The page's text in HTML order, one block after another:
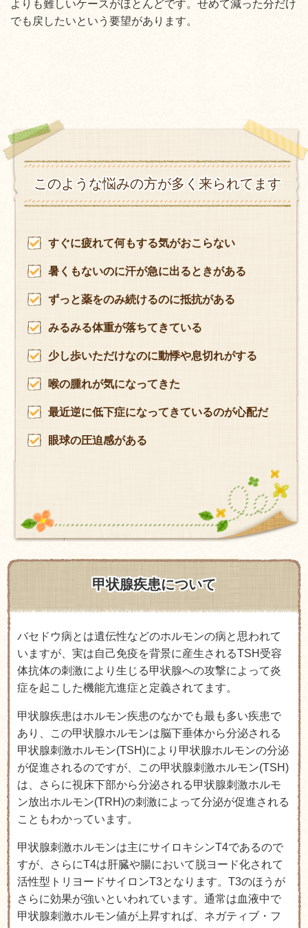
よりも難しいケースがほとんどです。せめて減った分だけ
でも戻したいという要望があります。
このような悩みの方が多く来られてます
すぐに疲れて何もする気がおこらない
暑くもないのに汗が急に出るときがある
ずっと薬をのみ続けるのに抵抗がある
みるみる体重が落ちてきている
少し歩いただけなのに動悸や息切れがする
喉の腫れが気になってきた
最近逆に低下症になってきているのが心配だ
眼球の圧迫感がある
甲状腺疾患について
バセドウ病とは遺伝性などのホルモンの病と思われて
いますが、実は自己免疫を背景に産生されるTSH受容
体抗体の刺激により生じる甲状腺への攻撃によって炎
症を起こした機能亢進症と定義されてます。
甲状腺疾患はホルモン疾患のなかでも最も多い疾患で
あり、この甲状腺ホルモンは脳下垂体から分泌される
甲状腺刺激ホルモン(TSH)により甲状腺ホルモンの分泌
が促進されるのですが、この甲状腺刺激ホルモン(TSH)
は、さらに視床下部から分泌される甲状腺刺激ホルモ
ン放出ホルモン(TRH)の刺激によって分泌が促進される
こともわかっています。
甲状腺刺激ホルモンは主にサイロキシンT4であるので
すが、さらにT4は肝臓や腸において脱ヨード化されて
活性型トリヨードサイロンT3となります。T3のほうが
さらに効果が強いといわれています。通常は血液中で
甲状腺刺激ホルモン値が上昇すれば、ネガティブ・フ